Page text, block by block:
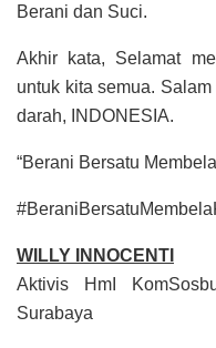
Berani dan Suci.
Akhir kata, Selamat
untuk kita semua.
darah, INDONESIA.
“Berani Bersatu
WILLY INNOCENTI
Aktivis HmI
Surabaya